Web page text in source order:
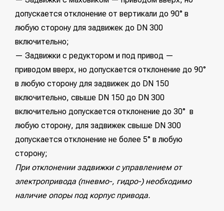
допускается отклонение от вертикали до 90° в
любую сторону для задвижек до DN 300
включительно;
— Задвижки с редуктором и под привод —
приводом вверх, но допускается отклонение до 90°
в любую сторону для задвижек до DN 150
включительно, свыше DN 150 до DN 300
включительно допускается отклонение до 30° в
любую сторону, для задвижек свыше DN 300
допускается отклонение не более 5° в любую
сторону;
При отклонении задвижки с управлением от
электропривода (пневмо-, гидро-) необходимо
наличие опоры под корпус привода.